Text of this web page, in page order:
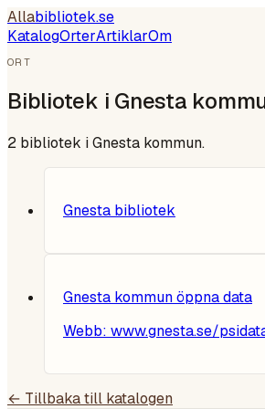
Allabibliotek.se
KatalogOrterArtiklarOm
ORT
Bibliotek i Gnesta
2 bibliotek iGnesta kommun.
Gnesta bibliotek
Gnesta kommun öppna data
Webb: www.gnesta.se/
← Tillbaka till katalogen